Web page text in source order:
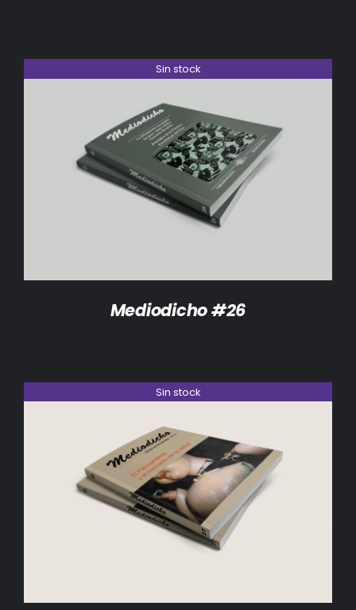
Sin stock
DETALLES
Mediodicho #26
Sin stock
DETALLES